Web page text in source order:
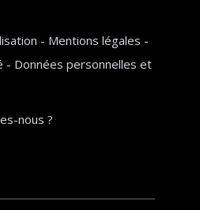
- Mentions légales -
- Données personnelles et
nous ?